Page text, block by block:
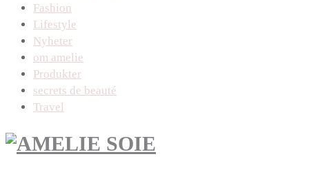
Fashion
Lifestyle
Nyheter
om amelie
Produkter
secrets de beauté
Travel